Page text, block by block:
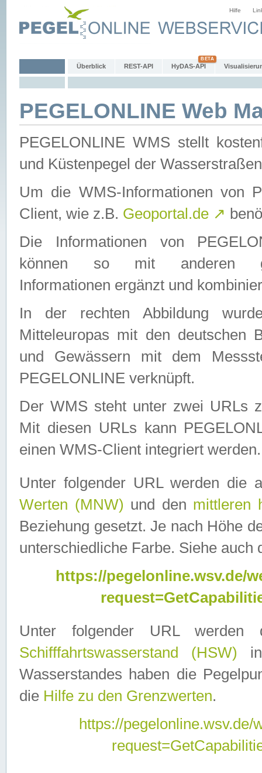
Hilfe
Überblick REST-API HyDAS-API
PEGELONLINE Web
PEGELONLINE WMS stellt
und Küstenpegel der
Um die WMS-Informationen von
Client, wie z.B. Geoportal.de ↗
Die Informationen von
können so mit anderen
Informationen ergänzt und
In der rechten Abbildung
Mitteleuropas mit den deutschen
und Gewässern mit dem
PEGELONLINE verknüpft.
Der WMS steht unter zwei URLs
Mit diesen URLs kann
einen WMS-Client integriert werden.
Unter folgender URL werden die
Werten (MNW) und den mittleren
Beziehung gesetzt. Je nach Höhe
unterschiedliche Farbe. Siehe auch
https://pegelonline.wsv.de/
Unter folgender URL
Schifffahrtswasserstand (HSW)
Wasserstandes haben die
die Hilfe zu den Grenzwerten.
https://